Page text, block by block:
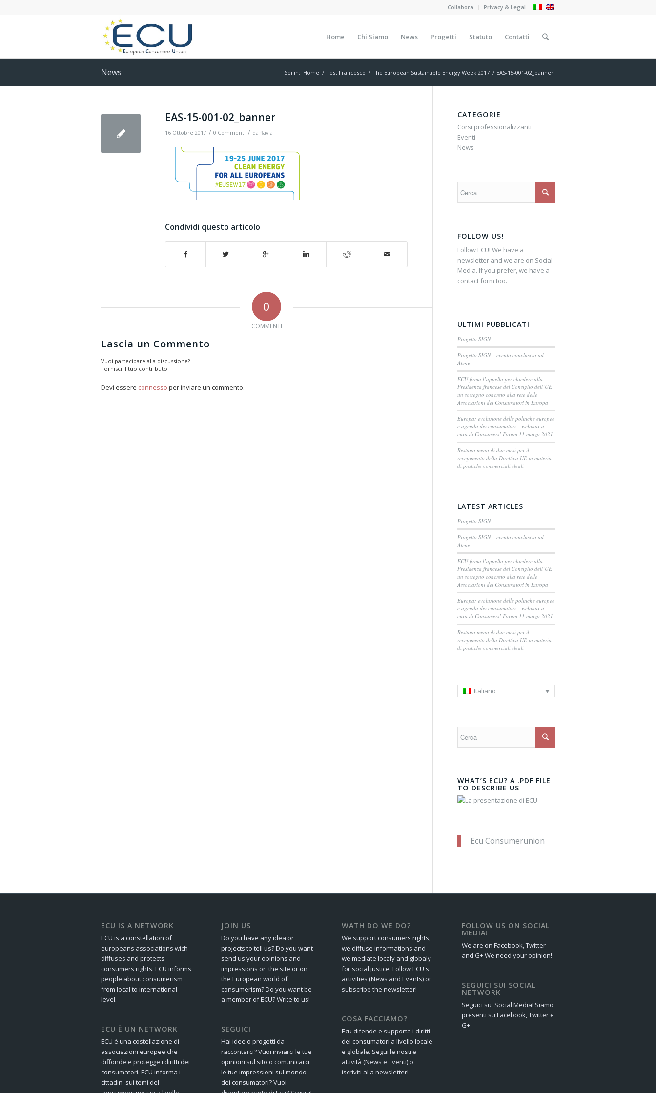
Collabora Privacy & Legal
Home Chi Siamo News Progetti Statuto Contatti
News Sei in: Home / Test Francesco / The European Sustainable Energy Week 2017 / EAS-15-001-02_banner
EAS-15-001-02_banner
16 Ottobre 2017 / 0 Commenti / da flavia
Condividi questo articolo
0
COMMENTI
Lascia un Commento
Vuoi partecipare alla discussione?
Fornisci il tuo contributo!
Devi essere connesso per inviare un commento.
CATEGORIE
Corsi professionalizzanti
Eventi
News
FOLLOW US!
Follow ECU! We have a
newsletter and we are on Social
Media. If you prefer, we have a
contact form too.
ULTIMI PUBBLICATI
Progetto SIGN
Progetto SIGN – evento conclusivo ad
Atene
ECU firma l’appello per chiedere alla
Presidenza francese del Consiglio dell’UE
un sostegno concreto alla rete delle
Associazioni dei Consumatori in Europa
Europa: evoluzione delle politiche europee
e agenda dei consumatori – webinar a
cura di Consumers’ Forum 11 marzo 2021
Restano meno di due mesi per il
recepimento della Direttiva UE in materia
di pratiche commerciali sleali
LATEST ARTICLES
Progetto SIGN
Progetto SIGN – evento conclusivo ad
Atene
ECU firma l’appello per chiedere alla
Presidenza francese del Consiglio dell’UE
un sostegno concreto alla rete delle
Associazioni dei Consumatori in Europa
Europa: evoluzione delle politiche europee
e agenda dei consumatori – webinar a
cura di Consumers’ Forum 11 marzo 2021
Restano meno di due mesi per il
recepimento della Direttiva UE in materia
di pratiche commerciali sleali
Italiano
WHAT’S ECU? A .PDF FILE
TO DESCRIBE US
Ecu Consumerunion
ECU IS A NETWORK
ECU is a constellation of
europeans associations wich
diffuses and protects
consumers rights. ECU informs
people about consumerism
from local to international
level.
ECU È UN NETWORK
ECU è una costellazione di
associazioni europee che
diffonde e protegge i diritti dei
consumatori. ECU informa i
cittadini sui temi del
JOIN US
Do you have any idea or
projects to tell us? Do you want
send us your opinions and
impressions on the site or on
the European world of
consumerism? Do you want be
a member of ECU? Write to us!
SEGUICI
Hai idee o progetti da
raccontarci? Vuoi inviarci le tue
opinioni sul sito o comunicarci
le tue impressioni sul mondo
dei consumatori? Vuoi
WATH DO WE DO?
We support consumers rights,
we diffuse informations and
we mediate localy and globaly
for social justice. Follow ECU's
activities (News and Events) or
subscribe the newsletter!
COSA FACCIAMO?
Ecu difende e supporta i diritti
dei consumatori a livello locale
e globale. Segui le nostre
attività (News e Eventi) o
iscriviti alla newsletter!
FOLLOW US ON SOCIAL
MEDIA!
We are on Facebook, Twitter
and G+ We need your opinion!
SEGUICI SUI SOCIAL
NETWORK
Seguici sui Social Media! Siamo
presenti su Facebook, Twitter e
G+